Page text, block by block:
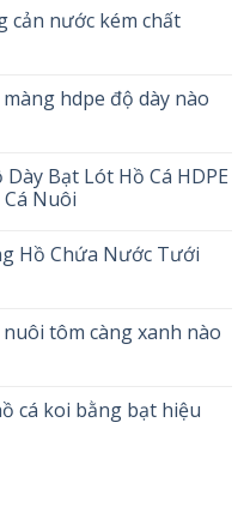
cản nước kém chất
hdpe độ dày nào
Bạt Lót Hồ Cá HDPE
Nuôi
Hồ Chứa Nước Tưới
tôm càng xanh nào
cá koi bằng bạt hiệu